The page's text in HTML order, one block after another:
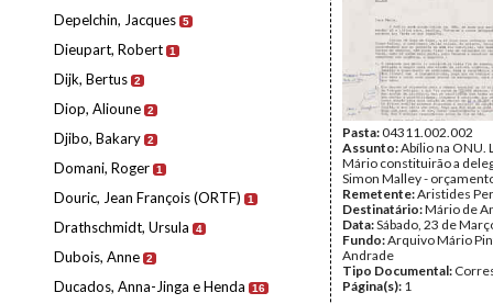
Depelchin, Jacques 5
Dieupart, Robert 1
Dijk, Bertus 2
Diop, Alioune 2
Djibo, Bakary 2
Domani, Roger 1
Douric, Jean François (ORTF) 1
Drathschmidt, Ursula 4
Dubois, Anne 2
Ducados, Anna-Jinga e Henda 16
Pasta:04311.002.002
Assunto:Abílio na ONU.
Mário constituirão a
Simon Malley -
Remetente:Aristides
Destinatário:Mário de
Data:Sábado, 23 de
Fundo:Arquivo Mário
Andrade
Tipo Documental:
Página(s): 1